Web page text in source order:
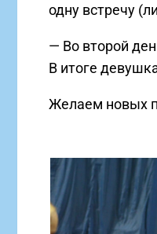
одну встречу
— Во второй
В итоге
Желаем новых